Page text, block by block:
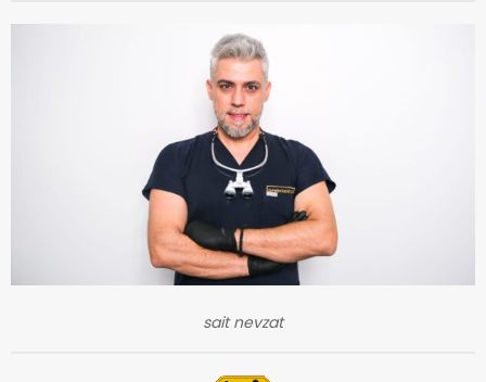
sait nevzat